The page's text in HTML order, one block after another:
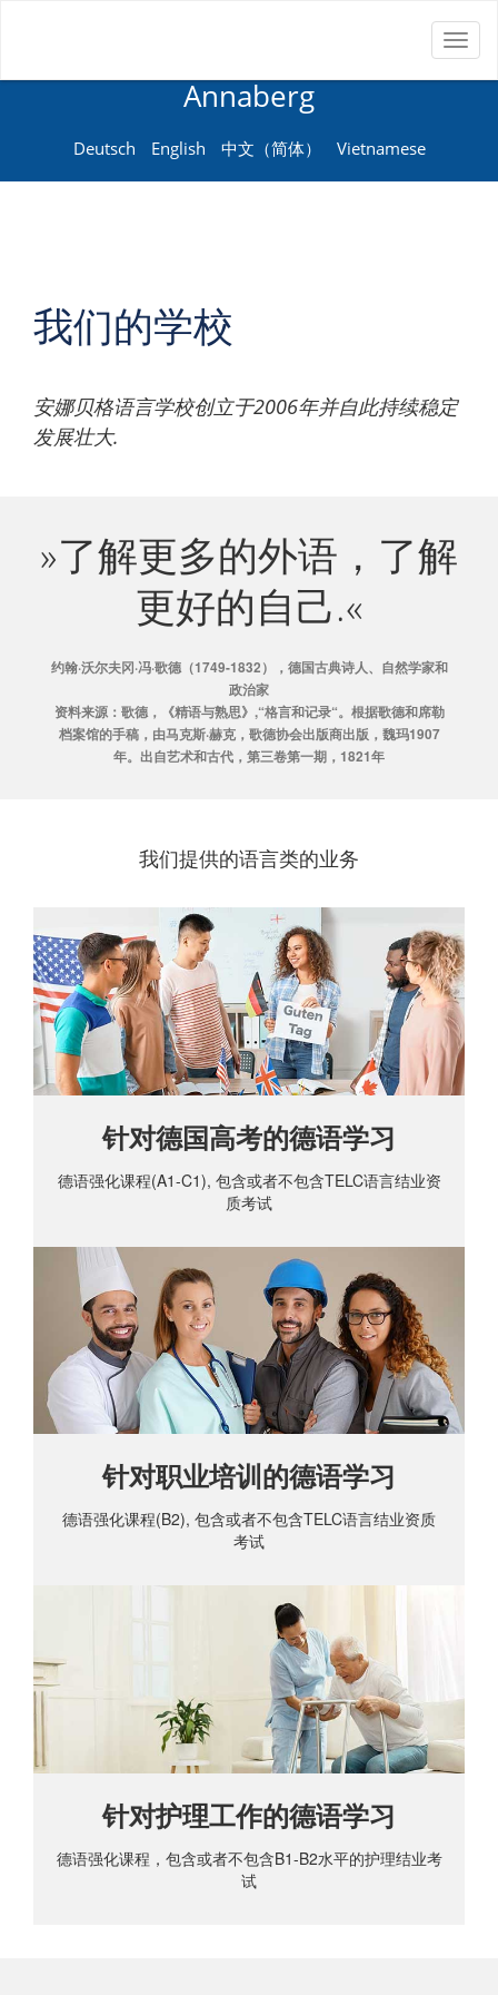
Annaberg
Deutsch English 中文（简体） Vietnamese
我们的学校
安娜⻉格语⾔学校创⽴于2006年并⾃此持续稳定
发展壮⼤.
»了解更多的外语，了解
更好的自己.«
约翰·沃尔夫冈·冯·歌德（1749-1832），德国古典诗人、自然学家和
政治家
资料来源：歌德，《精语与熟思》,“格言和记录“。根据歌德和席勒
档案馆的手稿，由马克斯·赫克，歌德协会出版商出版，魏玛1907
年。出自艺术和古代，第三卷第一期，1821年
我们提供的语⾔类的业务
针对德国高考的德语学习
德语强化课程(A1-C1), 包含或者不包含TELC语言结业资
质考试
针对职业培训的德语学习
德语强化课程(B2), 包含或者不包含TELC语言结业资质
考试
针对护理工作的德语学习
德语强化课程，包含或者不包含B1-B2水平的护理结业考
试